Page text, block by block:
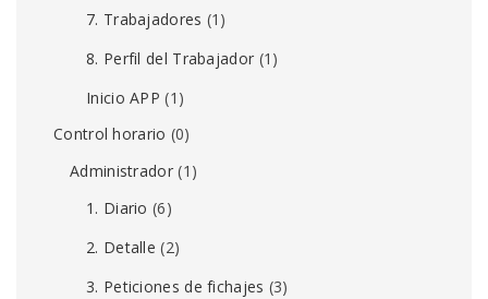
7. Trabajadores (1)
8. Perfil del Trabajador (1)
Inicio APP (1)
Control horario (0)
Administrador(1)
1. Diario (6)
2. Detalle (2)
3. Peticiones de fichajes (3)